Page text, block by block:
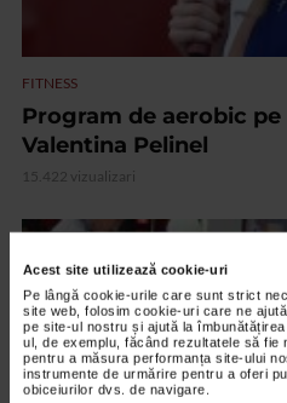
Acest site utilizează cookie-uri
Pe lângă cookie-urile care sunt strict
site web, folosim cookie-uri care ne
pe site-ul nostru și ajută la
ul, de exemplu, făcând rezultatele să fie
pentru a măsura performanța site-ului
instrumente de urmărire pentru a oferi
obiceiurilor dvs. de navigare.
FITNESS
Program de aerobic pe
Valentina Pelinel
15.422 vizualizari